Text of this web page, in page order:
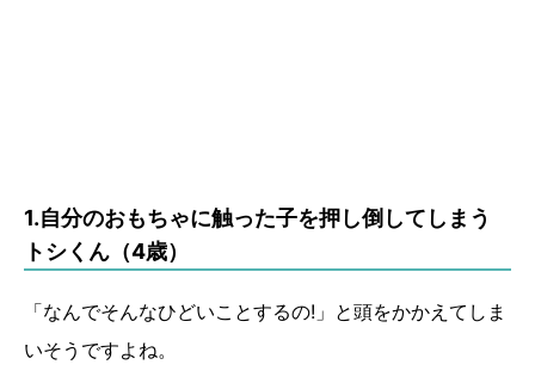
1.自分のおもちゃに触った子を押し倒してしまう
トシくん（4歳）
「なんでそんなひどいことするの!」と頭をかかえてしま
いそうですよね。